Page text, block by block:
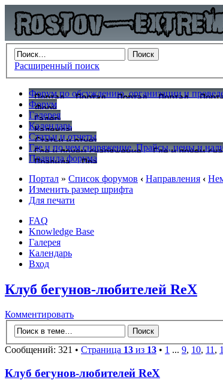
Расширенный поиск
Форум по обсуждению, организации и
Форум
Галерея
Календарь
Статьи и отчеты
Где и по чем снаряжение. Прайсы, цены и
Правила форума
Портал » Список форумов ‹ Направления ‹
Изменить размер шрифта
Для печати
FAQ
Knowledge Base
Галерея
Календарь
Вход
Клуб бегунов-любителей ReX
Комментировать
Сообщений: 321 • Страница 13 из 13 • 1 ... 9, 10, 11 ,
Клуб бегунов-любителей ReX